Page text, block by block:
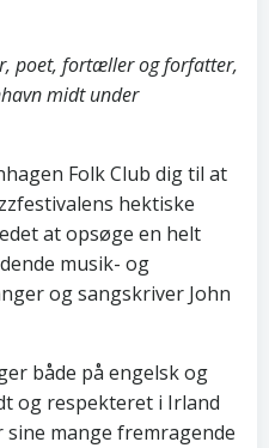
poet, fortæller og forfatter,
midt under
Folk Club dig til at
hektiske
at opsøge en helt
musik- og
og sangskriver John
både på engelsk og
og respekteret i Irland
mange fremragende